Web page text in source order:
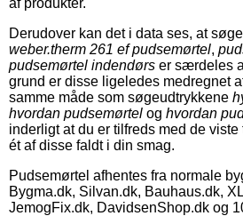
Derudover kan det i data ses, at
weber.therm 261 ef pudsemørtel,
pudsemørtel indendørs er særdeles
grund er disse ligeledes medregnet
samme måde som søgeudtrykkene
hvordan pudsemørtel og hvordan
inderligt at du er tilfreds med de
ét af disse faldt i din smag.
Pudsemørtel afhentes fra normale
Bygma.dk, Silvan.dk, Bauhaus.dk,
JemogFix.dk, DavidsenShop.dk og